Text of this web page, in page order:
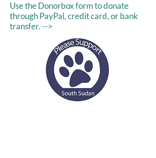
Use the Donorbox form to donate
through PayPal, credit card, or bank
transfer. -->